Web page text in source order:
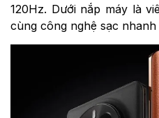
120Hz. Dưới nắp máy là
cùng công nghệ sạc nhanh